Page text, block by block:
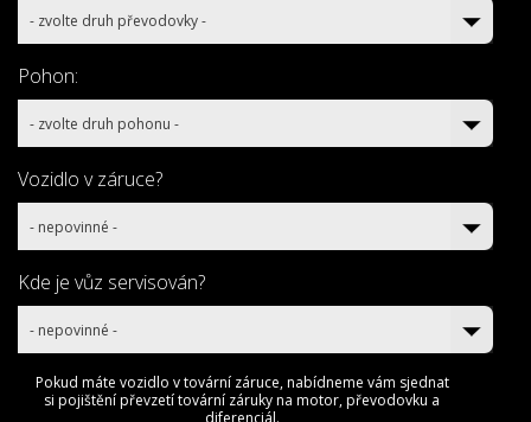
- zvolte druh převodovky -
Pohon:
- zvolte druh pohonu -
Vozidlo v záruce?
- nepovinné -
Kde je vůz servisován?
- nepovinné -
Pokud máte vozidlo v tovární záruce, nabídneme vám sjednat
si pojištění převzetí tovární záruky na motor, převodovku a